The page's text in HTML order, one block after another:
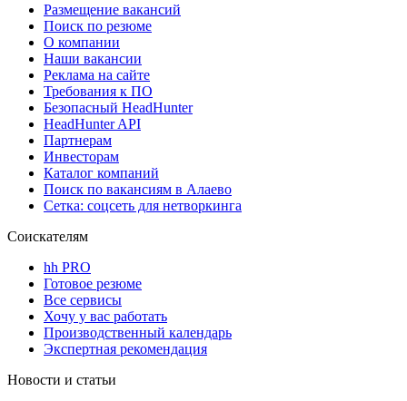
Размещение вакансий
Поиск по резюме
О компании
Наши вакансии
Реклама на сайте
Требования к ПО
Безопасный HeadHunter
HeadHunter API
Партнерам
Инвесторам
Каталог компаний
Поиск по вакансиям в Алаево
Сетка: соцсеть для нетворкинга
Соискателям
hh PRO
Готовое резюме
Все сервисы
Хочу у вас работать
Производственный календарь
Экспертная рекомендация
Новости и статьи